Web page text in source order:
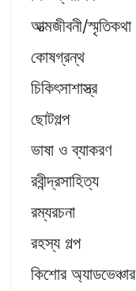
আত্মজীবনী/স্মৃতিকথা
কোষগ্রন্থ
চিকিৎসাশাস্ত্র
ছোটগল্প
ভাষা ও ব্যাকরণ
রবীন্দ্রসাহিত্য
রম্যরচনা
রহস্য গল্প
কিশোর অ্যাডভেঞ্চার